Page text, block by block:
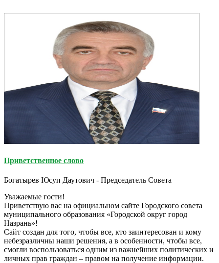
Приветственное слово
Богатырев Юсуп Даутович - Председатель Совета
Уважаемые гости!
Приветствую вас на официальном сайте Городского совета
муниципального образования «Городской округ город
Назрань»!
Сайт создан для того, чтобы все, кто заинтересован и кому
небезразличны наши решения, а в особенности, чтобы все,
смогли воспользоваться одним из важнейших политических и
личных прав граждан – правом на получение информации.